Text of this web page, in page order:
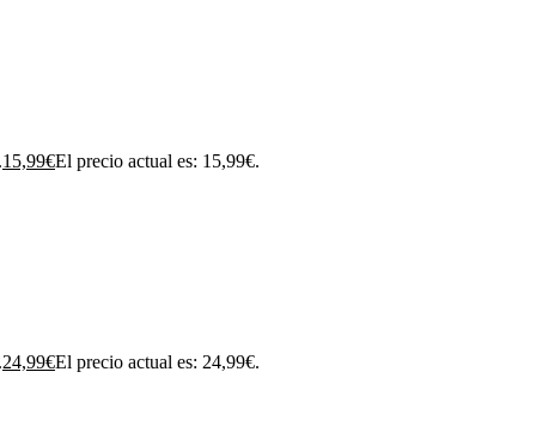
15,99€El precio actual es: 15,99€.
24,99€El precio actual es: 24,99€.